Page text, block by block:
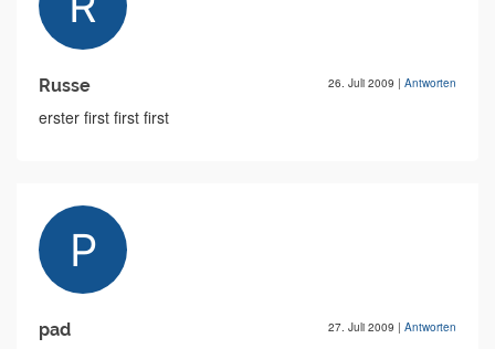
Russe 26. Juli 2009 | Antworten
erster first first first
pad 27. Juli 2009 | Antworten